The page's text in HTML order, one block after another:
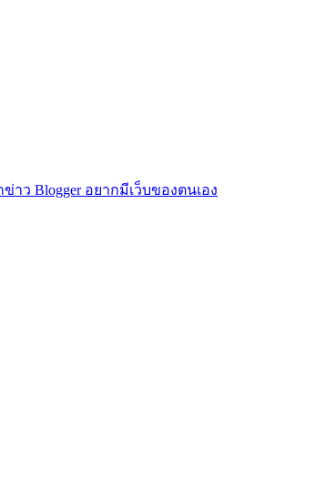
ว Blogger อยากมีเว็บของตนเอง